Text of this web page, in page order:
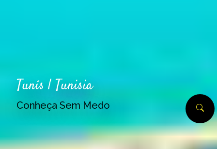
Tunís | Tunisia
Conheça Sem Medo